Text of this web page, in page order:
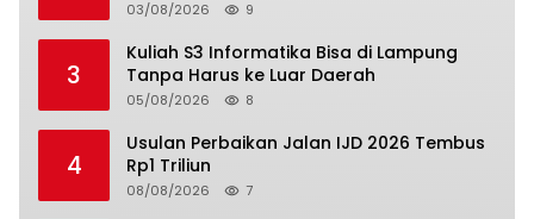
03/08/2026 9
3
Kuliah S3 Informatika Bisa di Lampung
Tanpa Harus ke Luar Daerah
05/08/2026 8
4
Usulan Perbaikan Jalan IJD 2026 Tembus
Rp1 Triliun
08/08/2026 7